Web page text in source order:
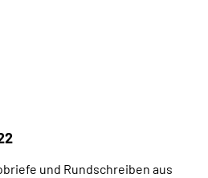
und Rundschreiben aus